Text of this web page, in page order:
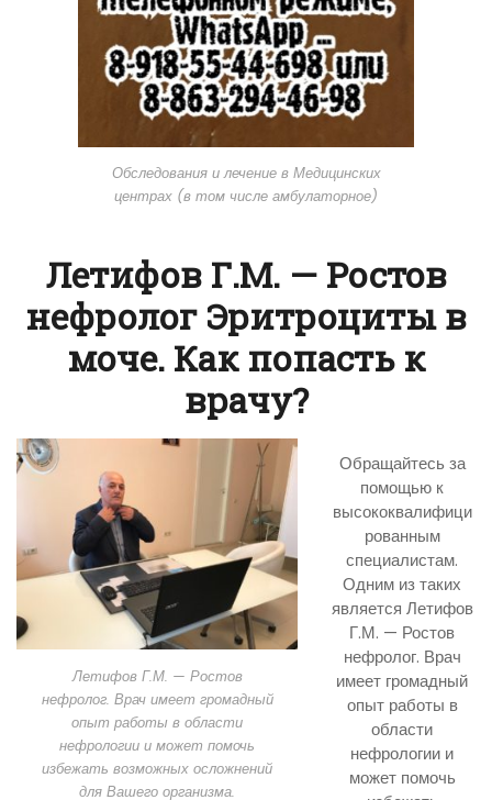
Обследования и лечение в Медицинских
центрах (в том числе амбулаторное)
Летифов Г.М. — Ростов
нефролог Эритроциты в
моче. Как попасть к
врачу?
Летифов Г.М. — Ростов
нефролог. Врач имеет громадный
опыт работы в области
нефрологии и может помочь
избежать возможных осложнений
для Вашего организма.
Обращайтесь за
помощью к
высококвалифици
рованным
специалистам.
Одним из таких
является Летифов
Г.М. — Ростов
нефролог. Врач
имеет громадный
опыт работы в
области
нефрологии и
может помочь